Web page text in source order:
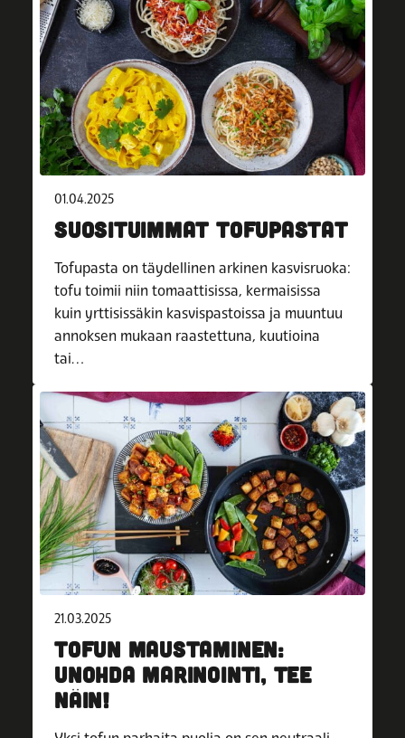
01.04.2025
SUOSITUIMMAT TOFUPASTAT
Tofupasta on täydellinen arkinen kasvisruoka:
tofu toimii niin tomaattisissa, kermaisissa
kuin yrttisissäkin kasvispastoissa ja muuntuu
annoksen mukaan raastettuna, kuutioina
tai…
21.03.2025
TOFUN MAUSTAMINEN:
UNOHDA MARINOINTI, TEE
NÄIN!